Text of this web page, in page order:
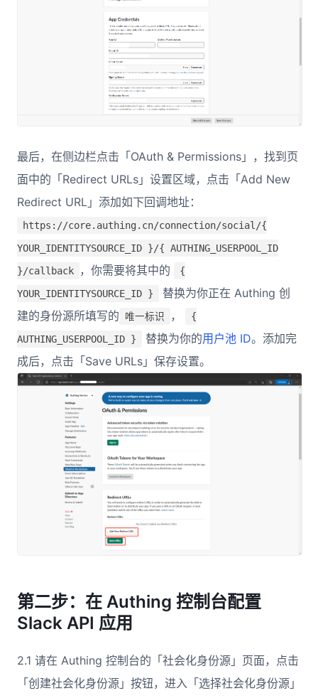
最后，在侧边栏点击「OAuth & Permissions」，找到页
面中的「Redirect URLs」设置区域，点击「Add New
Redirect URL」添加如下回调地址：
https://core.authing.cn/connection/social/{
YOUR_IDENTITYSOURCE_ID }/{ AUTHING_USERPOOL_ID
}/callback
，你需要将其中的
{
YOUR_IDENTITYSOURCE_ID }
替换为你正在 Authing 创
建的身份源所填写的
唯一标识 ，
{
AUTHING_USERPOOL_ID }
替换为你的用户池 ID。添加完
成后，点击「Save URLs」保存设置。
第二步：在 Authing 控制台配置
Slack API 应用
2.1 请在 Authing 控制台的「社会化身份源」页面，点击
「创建社会化身份源」按钮，进入「选择社会化身份源」